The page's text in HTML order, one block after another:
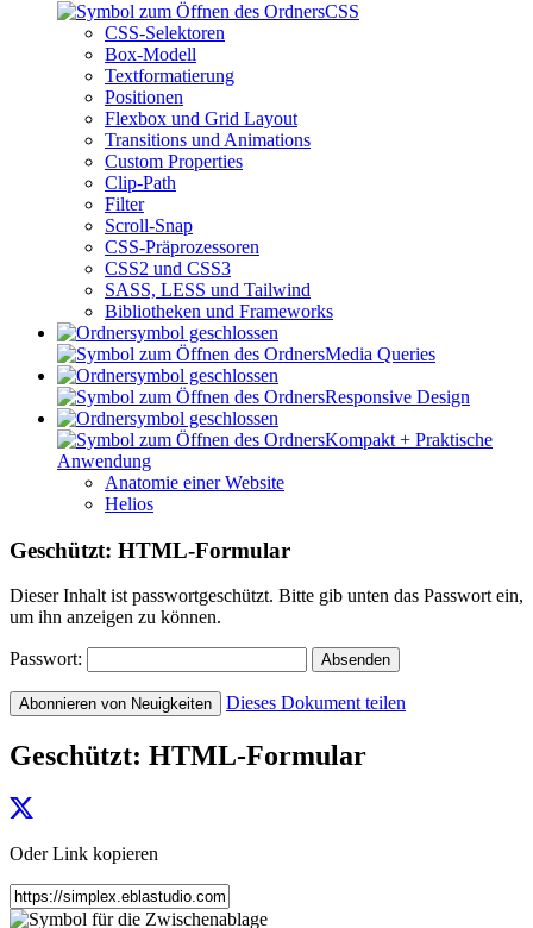
CSS
CSS-Selektoren
Box-Modell
Textformatierung
Positionen
Flexbox und Grid Layout
Transitions und Animations
Custom Properties
Clip-Path
Filter
Scroll-Snap
CSS-Präprozessoren
CSS2 und CSS3
SASS, LESS und Tailwind
Bibliotheken und Frameworks
Media Queries
Responsive Design
Kompakt + Praktische
Anwendung
Anatomie einer Website
Helios
Geschützt: HTML-Formular
Dieser Inhalt ist passwortgeschützt. Bitte gib unten das Passwort ein,
um ihn anzeigen zu können.
Passwort:
Abonnieren von Neuigkeiten Dieses Dokument teilen
Geschützt: HTML-Formular
Oder Link kopieren